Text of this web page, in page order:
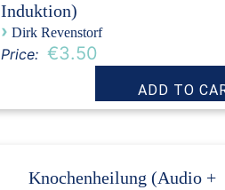
Induktion)
› Dirk Revenstorf
Price: €3.50
Knochenheilung (Audio +